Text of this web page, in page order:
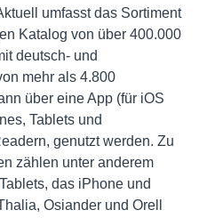
umfasst das Sortiment
Katalog von über 400.000
deutsch- und
mehr als 4.800
über eine App (für iOS
Tablets und
genutzt werden. Zu
zählen unter anderem
das iPhone und
Osiander und Orell